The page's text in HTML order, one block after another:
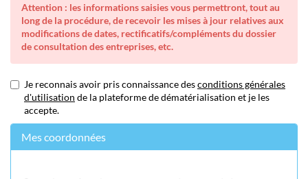
Attention : les informations saisies vous permettront, tout au
long de la procédure, de recevoir les mises à jour relatives aux
modifications de dates, rectificatifs/compléments du dossier
de consultation des entreprises, etc.
Je reconnais avoir pris connaissance desconditions générales
d'utilisation de la plateforme de dématérialisation et je les
accepte.
Mes coordonnées